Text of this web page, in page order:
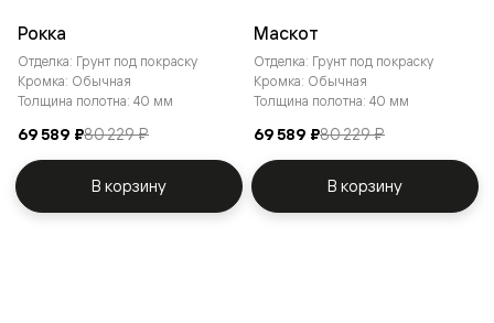
Рокка
Отделка: Грунт под покраску
Кромка: Обычная
Толщина полотна: 40 мм
69 589 ₽80 229 ₽
В корзину
Маскот
Отделка: Грунт под покраску
Кромка: Обычная
Толщина полотна: 40 мм
69 589 ₽80 229 ₽
В корзину